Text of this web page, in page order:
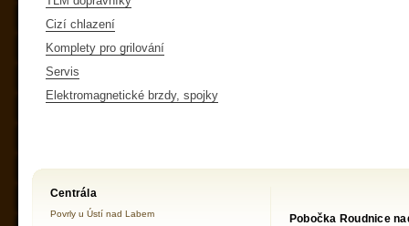
Cizí chlazení
Komplety pro grilování
Servis
Elektromagnetické brzdy, spojky
Centrála
Povrly u Ústí nad Labem
Pobočka Roudnice